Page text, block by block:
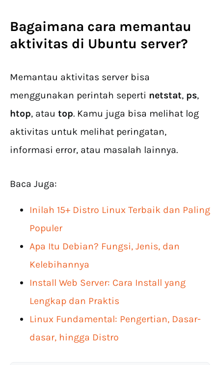
Bagaimana cara memantau
aktivitas di Ubuntu server?
Memantau aktivitas server bisa
menggunakan perintah seperti netstat, ps,
htop, atau top. Kamu juga bisa melihat log
aktivitas untuk melihat peringatan,
informasi error, atau masalah lainnya.
Baca Juga:
Inilah 15+ Distro Linux Terbaik dan Paling
Populer
Apa Itu Debian? Fungsi, Jenis, dan
Kelebihannya
Install Web Server: Cara Install yang
Lengkap dan Praktis
Linux Fundamental: Pengertian, Dasar-
dasar, hingga Distro